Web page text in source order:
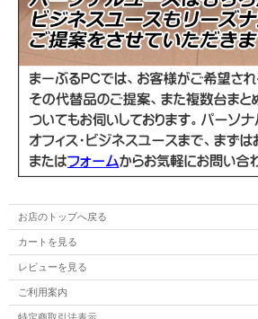
▼スタッフコメント
ーズの超小型デスクトップパソコン!!
HP ProDesk 400 G6 DM
ペース性を兼ね備えたデスクトップミニモデルPCに
OSはWindows11-Pro 64Bit、セットアップ済みです
※Windows10ご希望の場合は商品注文時にプルダウン
CPUにコアiシリーズを搭載！
Intel Core i5-10500T プロセッサー 周波数2.30Hz
業効率を高めてくれます。 記憶装置
お店のトップへ戻る
カートを見る
レビューを見る
ご利用案内